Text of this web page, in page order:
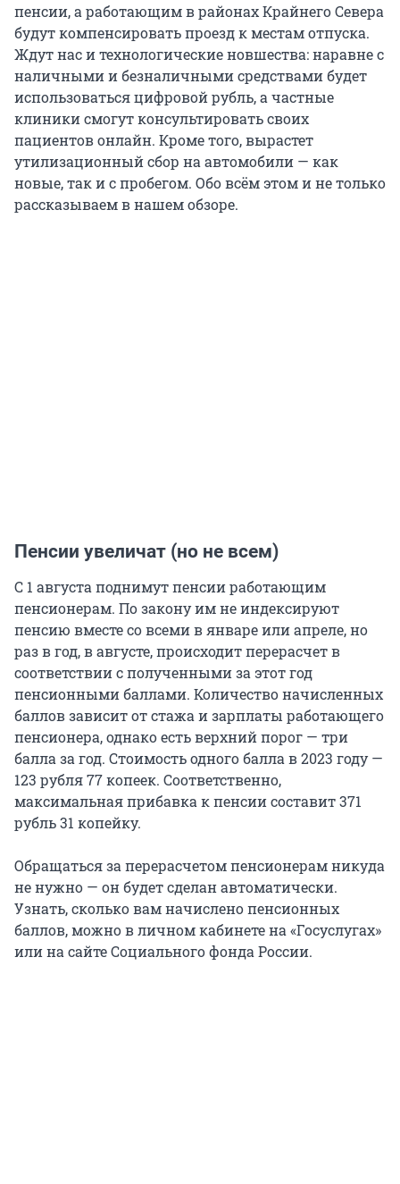
пенсии, а работающим в районах Крайнего Севера
будут компенсировать проезд к местам отпуска.
Ждут нас и технологические новшества: наравне с
наличными и безналичными средствами будет
использоваться цифровой рубль, а частные
клиники смогут консультировать своих
пациентов онлайн. Кроме того, вырастет
утилизационный сбор на автомобили — как
новые, так и с пробегом. Обо всём этом и не только
рассказываем в нашем обзоре.
Пенсии увеличат (но не всем)
С 1 августа поднимут пенсии работающим
пенсионерам. По закону им не индексируют
пенсию вместе со всеми в январе или апреле, но
раз в год, в августе, происходит перерасчет в
соответствии с полученными за этот год
пенсионными баллами. Количество начисленных
баллов зависит от стажа и зарплаты работающего
пенсионера, однако есть верхний порог — три
балла за год. Стоимость одного балла в 2023 году —
123 рубля 77 копеек. Соответственно,
максимальная прибавка к пенсии составит 371
рубль 31 копейку.
Обращаться за перерасчетом пенсионерам никуда
не нужно — он будет сделан автоматически.
Узнать, сколько вам начислено пенсионных
баллов, можно в личном кабинете на «Госуслугах»
или на сайте Социального фонда России.